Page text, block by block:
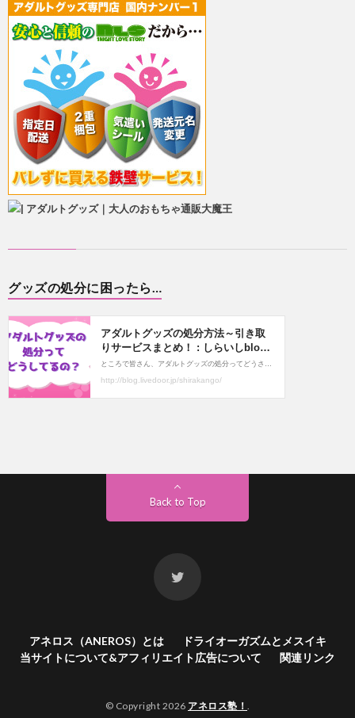
グッズの処分に困ったら…
Back to Top
アネロス（ANEROS）とは
ドライオーガズムとメスイキ
当サイトについて&アフィリエイト広告について
関連リンク
© Copyright 2026 アネロス塾！